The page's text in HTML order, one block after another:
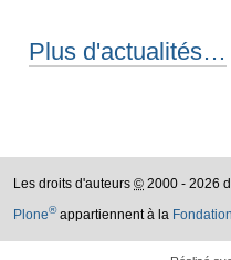
Plus d'actualités…
Les droits d'auteurs © 2000 - 2026
Plone®appartiennent à la